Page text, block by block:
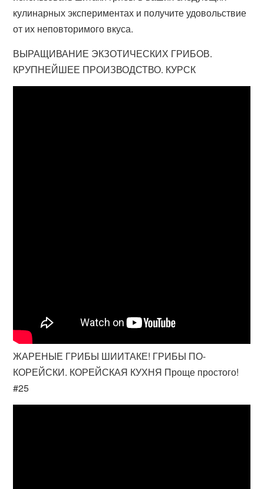
кулинарных экспериментах и получите удовольствие
от их неповторимого вкуса.
ВЫРАЩИВАНИЕ ЭКЗОТИЧЕСКИХ ГРИБОВ.
КРУПНЕЙШЕЕ ПРОИЗВОДСТВО. КУРСК
ЖАРЕНЫЕ ГРИБЫ ШИИТАКЕ! ГРИБЫ ПО-
КОРЕЙСКИ. КОРЕЙСКАЯ КУХНЯ Проще простого!
#25